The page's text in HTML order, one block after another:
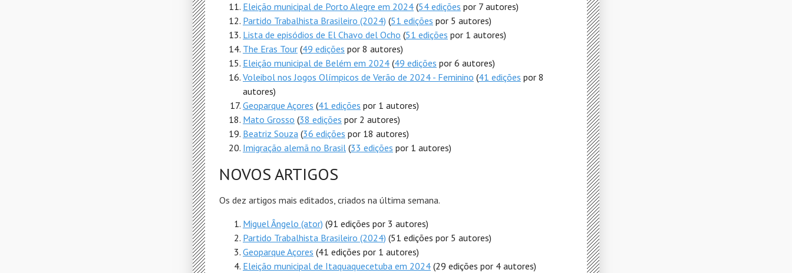
Eleição municipal de Porto Alegre em 2024 (54 edições por 7 autores)
Partido Trabalhista Brasileiro (2024) (51 edições por 5 autores)
Lista de episódios de El Chavo del Ocho (51 edições por 1 autores)
The Eras Tour (49 edições por 8 autores)
Eleição municipal de Belém em 2024 (49 edições por 6 autores)
Voleibol nos Jogos Olímpicos de Verão de 2024 - Feminino (41 edições por 8
autores)
Geoparque Açores (41 edições por 1 autores)
Mato Grosso (38 edições por 2 autores)
Beatriz Souza (36 edições por 18 autores)
Imigração alemã no Brasil (33 edições por 1 autores)
NOVOS ARTIGOS
Os dez artigos mais editados, criados na última semana.
Miguel Ângelo (ator) (91 edições por 3 autores)
Partido Trabalhista Brasileiro (2024) (51 edições por 5 autores)
Geoparque Açores (41 edições por 1 autores)
Eleição municipal de Itaquaquecetuba em 2024 (29 edições por 4 autores)